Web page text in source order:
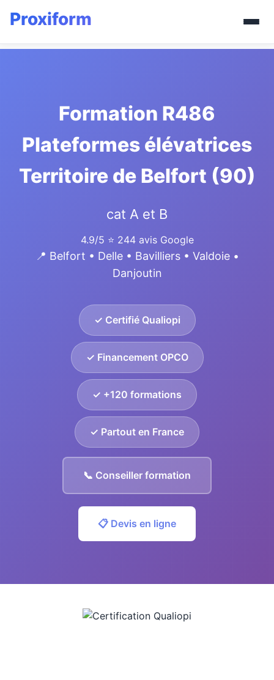
Formation R486
Plateformes élévatrices
Territoire de Belfort (90)
cat A et B
4.9/5 ⭐ 244 avis Google
📍 Belfort • Delle • Bavilliers • Valdoie •
Danjoutin
✓ Certifié Qualiopi
✓ Financement OPCO
✓ +120 formations
✓ Partout en France
📞 Conseiller formation
📋 Devis en ligne